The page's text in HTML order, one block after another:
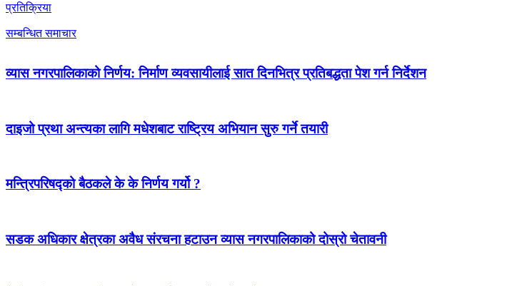
प्रतिक्रिया
सम्बन्धित समाचार
व्यास नगरपालिकाको निर्णय: निर्माण व्यवसायीलाई सात दिनभित्र प्रतिबद्धता पेश गर्न निर्देशन
दाइजो प्रथा अन्त्यका लागि मधेशबाट राष्ट्रिय अभियान सुरु गर्ने तयारी
मन्त्रिपरिषद्को बैठकले के के निर्णय गर्यो ?
सडक अधिकार क्षेत्रका अवैध संरचना हटाउन व्यास नगरपालिकाको दोस्रो चेतावनी